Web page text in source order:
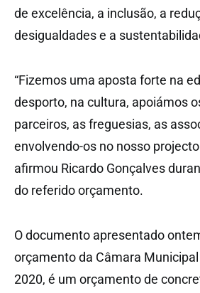
de excelência, a inclusão, a
desigualdades e a
“Fizemos uma aposta forte na
desporto, na cultura, apoiámos
parceiros, as freguesias, as
envolvendo-os no nosso
afirmou Ricardo Gonçalves
do referido orçamento.
O documento apresentado
orçamento da Câmara
2020, é um orçamento de